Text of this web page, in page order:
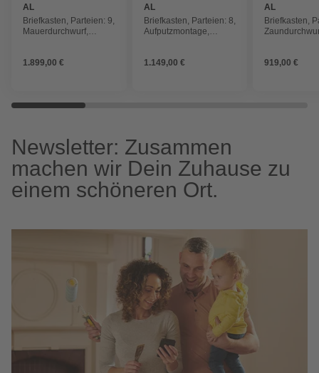
AL
BRIEFKASTENSYSTEME
Briefkasten, Parteien: 9,
Mauerdurchwurf,
1.899,00 €
AL
BRIEFKASTENSYSTEME
Briefkasten, Parteien: 8,
Aufputzmontage,
1.149,00 €
AL
Briefkasten,
919,00 €
Newsletter: Zusammen
machen wir Dein Zuhause zu
einem schöneren Ort.